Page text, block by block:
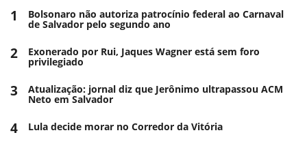
1 Bolsonaro não autoriza patrocínio federal ao Carnaval
de Salvador pelo segundo ano
2 Exonerado por Rui, Jaques Wagner está sem foro
privilegiado
3 Atualização: jornal diz que Jerônimo ultrapassou ACM
Neto em Salvador
4 Lula decide morar no Corredor da Vitória